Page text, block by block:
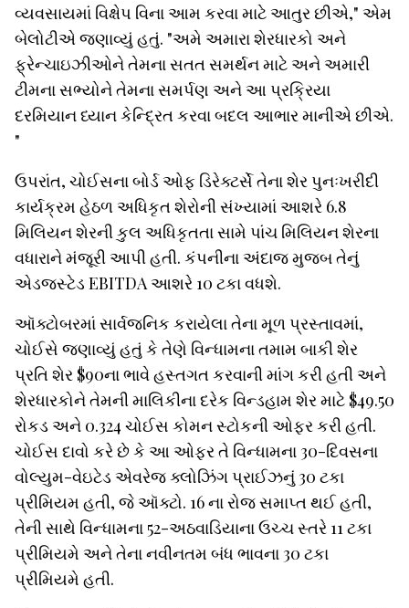
વ્યવસાયમાં વિક્ષેપ વિના આમ કરવા માટે આતુર છીએ," એમ
બેલોટીએ જણાવ્યું હતું. "અમે અમારા શેરધારકો અને
ફ્રેન્ચાઇઝીઓને તેમના સતત સમર્થન માટે અને અમારી
ટીમના સભ્યોને તેમના સમર્પણ અને આ પ્રક્રિયા
દરમિયાન ધ્યાન કેન્દ્રિત કરવા બદલ આભાર માનીએ છીએ.
"
ઉપરાંત, ચોઈસના બોર્ડ ઓફ ડિરેક્ટર્સે તેના શેર પુનઃખરીદી
કાર્યક્રમ હેઠળ અધિકૃત શેરોની સંખ્યામાં આશરે 6.8
મિલિયન શેરની કુલ અધિકૃતતા સામે પાંચ મિલિયન શેરના
વધારાને મંજૂરી આપી હતી. કંપનીના અંદાજ મુજબ તેનું
એડજસ્ટેડ EBITDA આશરે 10 ટકા વધશે.
ઑક્ટોબરમાં સાર્વજનિક કરાયેલા તેના મૂળ પ્રસ્તાવમાં,
ચોઈસે જણાવ્યું હતું કે તેણે વિન્ધામના તમામ બાકી શેર
પ્રતિ શેર $90ના ભાવે હસ્તગત કરવાની માંગ કરી હતી અને
શેરધારકોને તેમની માલિકીના દરેક વિન્ડહામ શેર માટે $49.50
રોકડ અને 0.324 ચોઈસ કોમન સ્ટોકની ઓફર કરી હતી.
ચોઈસ દાવો કરે છે કે આ ઓફર તે વિન્ધામના 30-દિવસના
વોલ્યુમ-વેઇટેડ એવરેજ ક્લોઝિંગ પ્રાઈઝનું 30 ટકા
પ્રીમિયમ હતી, જે ઑક્ટો. 16 ના રોજ સમાપ્ત થઈ હતી,
તેની સાથે વિન્ધામના 52-અઠવાડિયાના ઉચ્ચ સ્તરે 11 ટકા
પ્રીમિયમે અને તેના નવીનતમ બંધ ભાવના 30 ટકા
પ્રીમિયમે હતી.